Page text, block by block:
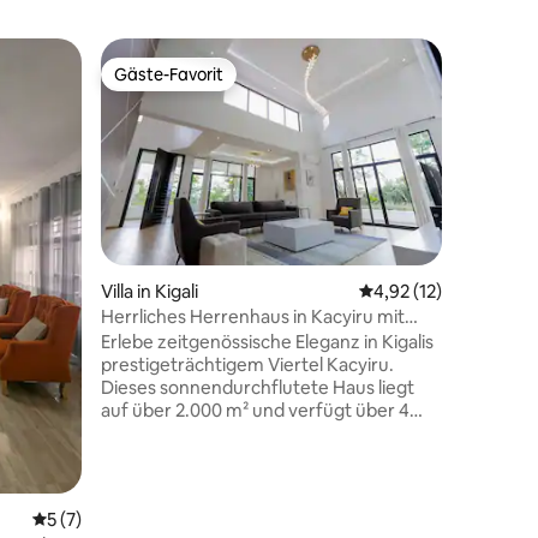
Durchschnittliche Bewertung: 5 von 5, 7 Bewertungen
5 (7)
Gäste-Favorit
Gäste-Favorit
Villa in Kigali Durchschnittliche
4,92 (12)
Herrliches Herrenhaus in Kacyiru mit
Infinity-Pool
Erlebe zeitgenössische Eleganz in Kigalis
prestigeträchtigem Viertel Kacyiru.
Dieses sonnendurchflutete Haus liegt
auf über 2.000 m² und verfügt über 4